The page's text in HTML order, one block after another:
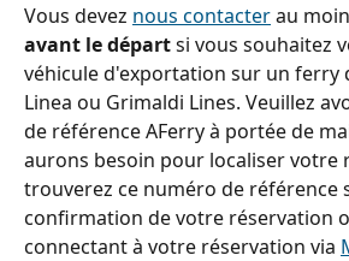
Vous devez nous contacter au
avant le départ si vous souhaitez
véhicule d'exportation sur un ferry
Linea ou Grimaldi Lines. Veuillez
de référence AFerry à portée de
aurons besoin pour localiser votre
trouverez ce numéro de référence
confirmation de votre réservation
connectant à votre réservation via